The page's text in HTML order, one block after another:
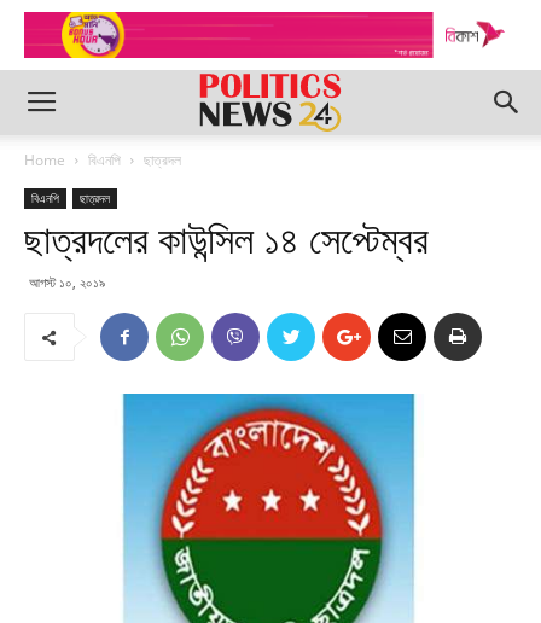
Home বিএনপি ছাত্রদল
বিএনপি ছাত্রদল
ছাত্রদলের কাউন্সিল ১৪ সেপ্টেম্বর
আগস্ট ১০, ২০১৯